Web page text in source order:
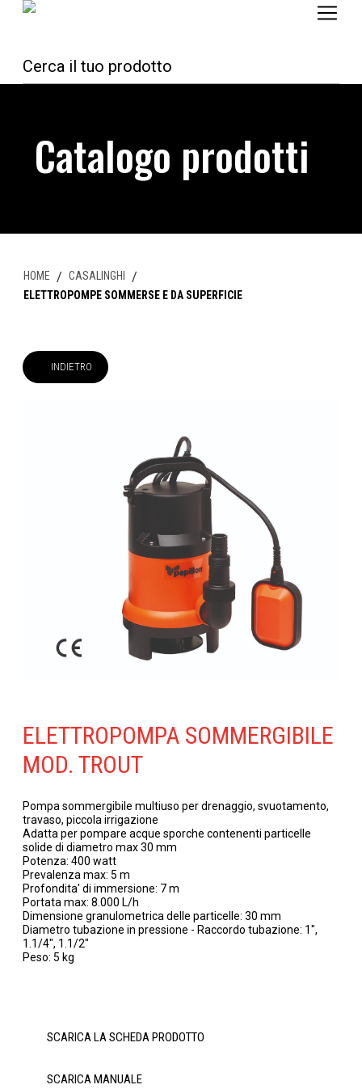
Catalogo prodotti
HOME /CASALINGHI /
ELETTROPOMPE SOMMERSE E DA SUPERFICIE
INDIETRO
ELETTROPOMPA SOMMERGIBILE
MOD. TROUT
Pompa sommergibile multiuso per drenaggio, svuotamento,
travaso, piccola irrigazione
Adatta per pompare acque sporche contenenti particelle
solide di diametro max 30 mm
Potenza: 400 watt
Prevalenza max: 5 m
Profondita' di immersione: 7 m
Portata max: 8.000 L/h
Dimensione granulometrica delle particelle: 30 mm
Diametro tubazione in pressione - Raccordo tubazione: 1",
1.1/4", 1.1/2"
Peso: 5 kg
SCARICA LA SCHEDA PRODOTTO
SCARICA MANUALE